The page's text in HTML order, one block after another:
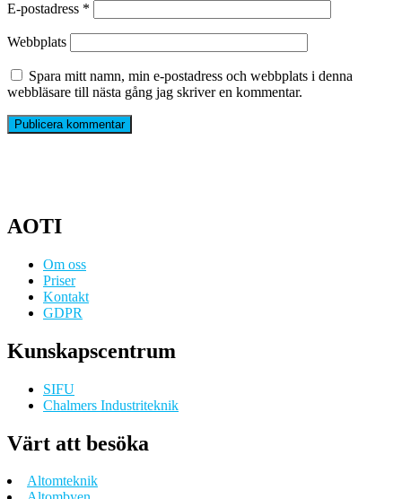
E-postadress *
Webbplats
Spara mitt namn, min e-postadress och webbplats i denna
webbläsare till nästa gång jag skriver en kommentar.
AOTI
Om oss
Priser
Kontakt
GDPR
Kunskapscentrum
SIFU
Chalmers Industriteknik
Värt att besöka
Altomteknik